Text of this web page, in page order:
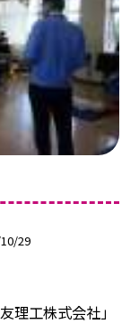
29
理工株式会社」